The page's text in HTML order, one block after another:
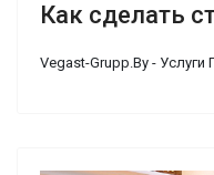
Как сделать
Vegast-Grupp.By - Услуги